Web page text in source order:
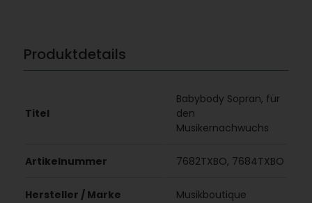
Produktdetails
Titel
Babybody Sopran, für
den
Musikernachwuchs
Artikelnummer 7682TXBO, 7684TXBO
Hersteller / Marke Musikboutique